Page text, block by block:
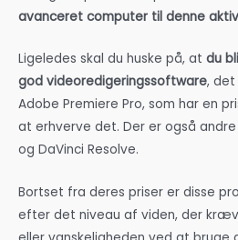
avanceret computer til denne
Ligeledes skal du huske på, at du
god videoredigeringssoftware,
Adobe Premiere Pro, som har en
at erhverve det. Der er også
og DaVinci Resolve.
Bortset fra deres priser er disse
efter det niveau af viden, der